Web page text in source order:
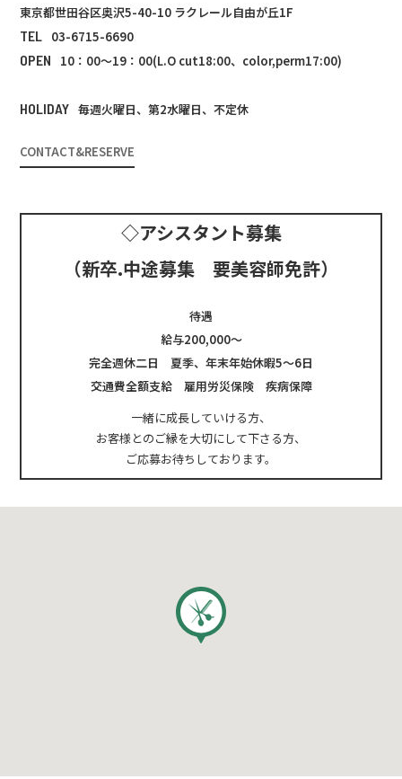
東京都世田谷区奥沢5-40-10 ラクレール自由が丘1F
TEL 03-6715-6690
OPEN
10：00～19：00(L.O cut18:00、color,perm17:00)
HOLIDAY 毎週火曜日、第2水曜日、不定休
CONTACT&RESERVE
◇アシスタント募集
（新卒.中途募集 要美容師免許）
待遇
給与200,000～
完全週休二日 夏季、年末年始休暇5～6日
交通費全額支給 雇用労災保険 疾病保障
一緒に成長していける方、
お客様とのご縁を大切にして下さる方、
ご応募お待ちしております。